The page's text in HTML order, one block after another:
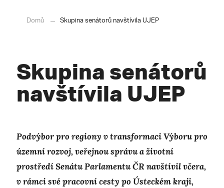
Domů Skupina senátorů navštívila UJEP
Skupina senátorů
navštívila UJEP
Podvýbor pro regiony v transformaci Výboru pro
územní rozvoj, veřejnou správu a životní
prostředí Senátu Parlamentu ČR navštívil včera,
v rámci své pracovní cesty po Ústeckém kraji,